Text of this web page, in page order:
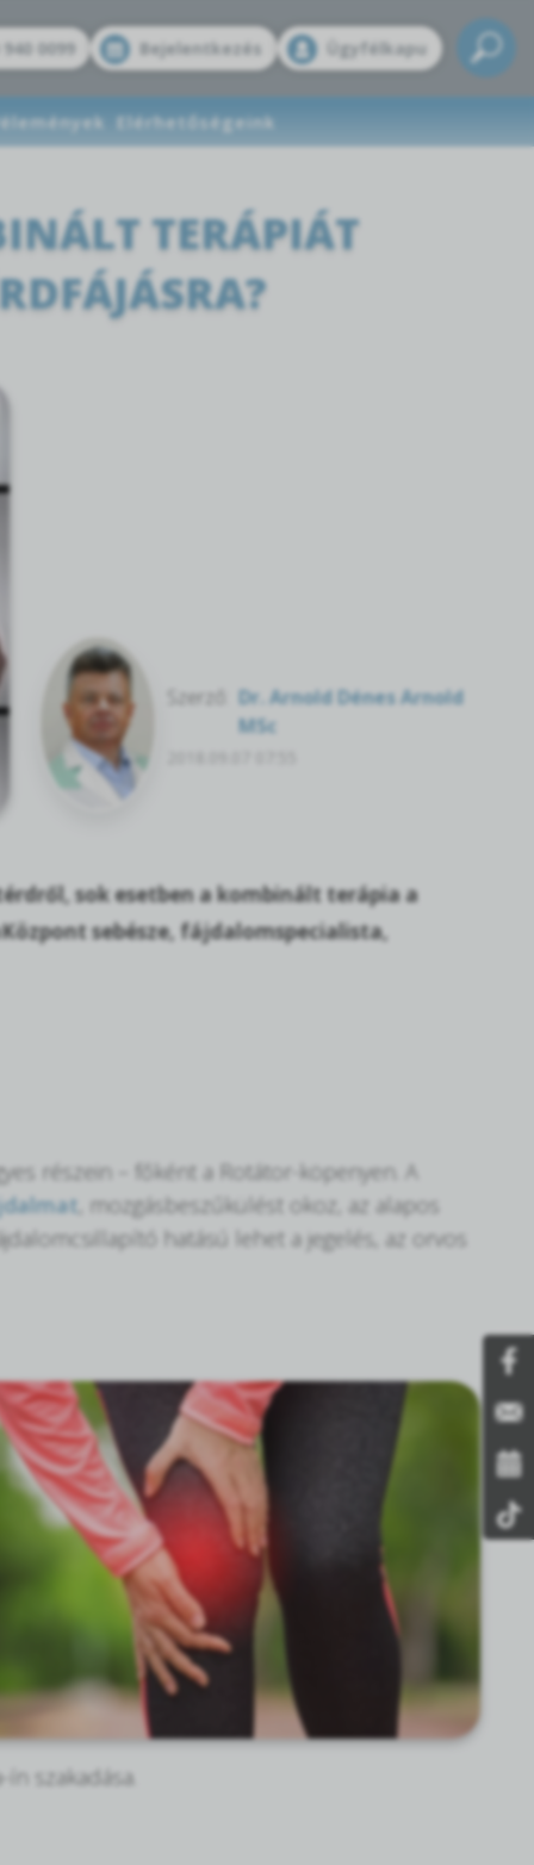
0099 Bejelentkezés Ügyfélkapu
Elérhetőségeink
TERÁPIÁT
Szerző:
Dr. Arnold Dénes Arnold
MSc
sok esetben a kombinált terápia a
sebésze, fájdalomspecialista,
részein – főként a Rotátor-köpenyen. A
, mozgásbeszűkülést okoz, az alapos
hatású lehet a jegelés, az orvos
szakadása.